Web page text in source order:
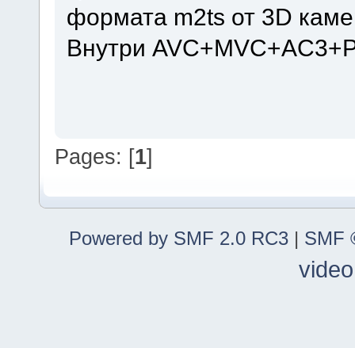
формата m2ts от 3D
Внутри
Pages: [1]
Powered by SMF 2.0 RC3 | SMF